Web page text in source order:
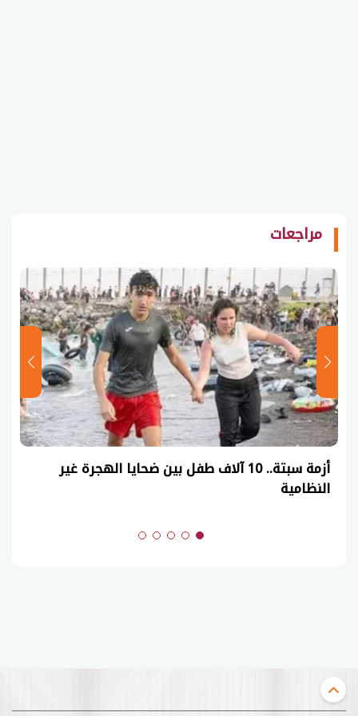
مراجعات
أزمة سبتة.. 10 آلاف طفل بين ضحايا الهجرة غير
النظامية